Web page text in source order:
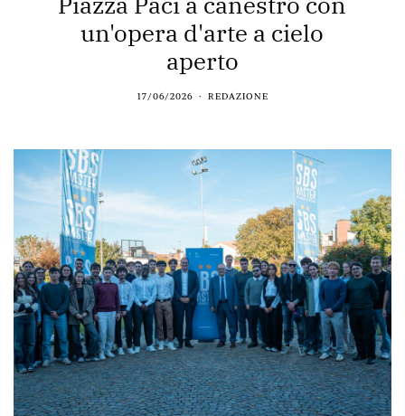
un'opera d'arte a cielo
aperto
17/06/2026 REDAZIONE